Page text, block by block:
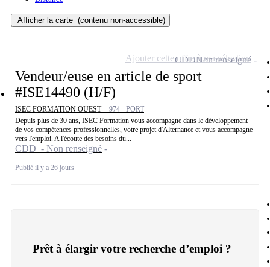
Afficher la carte (contenu non-accessible)
Vendeur/euse en article de sport
#ISE14490 (H/F)
ISEC FORMATION OUEST - 974 - PORT
Depuis plus de 30 ans, ISEC Formation vous accompagne dans le développement
de vos compétences professionnelles, votre projet d'Alternance et vous accompagne
vers l'emploi. A l'écoute des besoins du...
CDD - Non renseigné
Publié il y a 26 jours
CDDNon renseigné
Ajouter cette offre à ma sélection
Prêt à élargir votre recherche d’emploi ?